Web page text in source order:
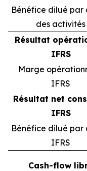
Bénéfice dilué par
des activités
Résultat
IFRS
Marge
IFRS
Résultat net
IFRS
Bénéfice dilué par
IFRS
Cash-flow